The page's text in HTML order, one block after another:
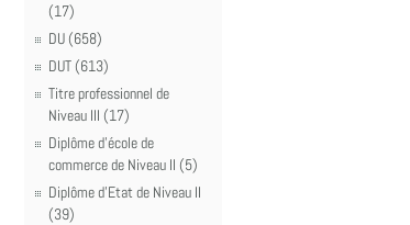
(17)
DU (658)
DUT (613)
Titre professionnel de
Niveau III (17)
Diplôme d'école de
commerce de Niveau II (5)
Diplôme d'Etat de Niveau II
(39)